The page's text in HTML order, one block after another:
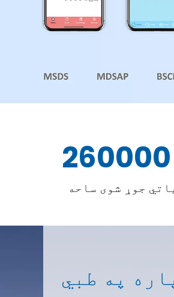
260000
جوړ شوی ساحه
لپاره په طبي